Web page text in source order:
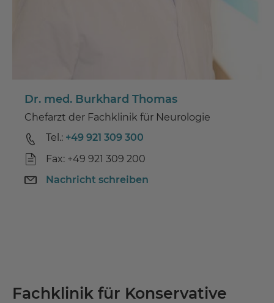
Dr. med. Burkhard Thomas
Chefarzt der Fachklinik für Neurologie
Tel.: +49 921 309 300
Fax: +49 921 309 200
Nachricht schreiben
Fachklinik für Konservative